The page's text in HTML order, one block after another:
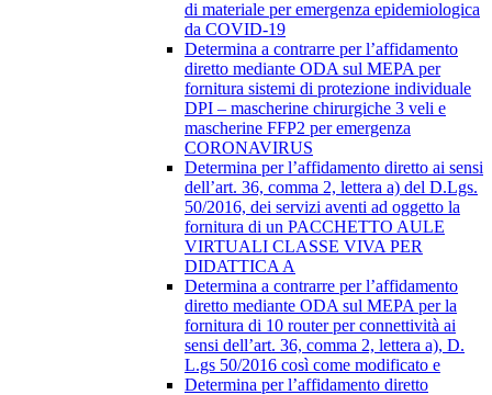
di materiale per emergenza epidemiologica
da COVID-19
Determina a contrarre per l’affidamento
diretto mediante ODA sul MEPA per
fornitura sistemi di protezione individuale
DPI – mascherine chirurgiche 3 veli e
mascherine FFP2 per emergenza
CORONAVIRUS
Determina per l’affidamento diretto ai sensi
dell’art. 36, comma 2, lettera a) del D.Lgs.
50/2016, dei servizi aventi ad oggetto la
fornitura di un PACCHETTO AULE
VIRTUALI CLASSE VIVA PER
DIDATTICA A
Determina a contrarre per l’affidamento
diretto mediante ODA sul MEPA per la
fornitura di 10 router per connettività ai
sensi dell’art. 36, comma 2, lettera a), D.
L.gs 50/2016 così come modificato e
Determina per l’affidamento diretto